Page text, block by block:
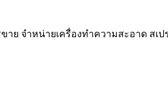
ย จำหน่ายเครื่องทำความสะอาด ส